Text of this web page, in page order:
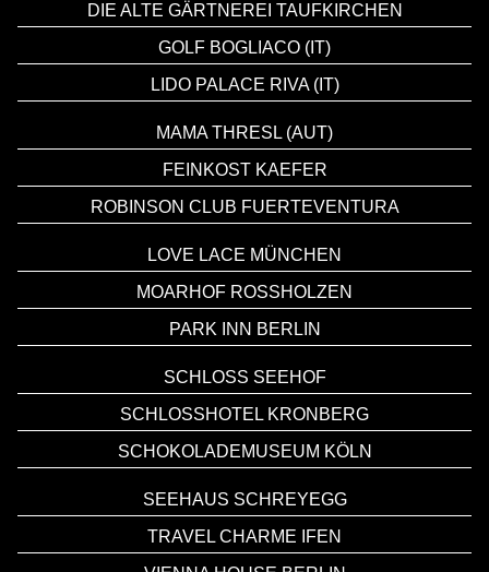
DIE ALTE GÄRTNEREI TAUFKIRCHEN
GOLF BOGLIACO (IT)
LIDO PALACE RIVA (IT)
MAMA THRESL (AUT)
FEINKOST KAEFER
ROBINSON CLUB FUERTEVENTURA
LOVE LACE MÜNCHEN
MOARHOF ROSSHOLZEN
PARK INN BERLIN
SCHLOSS SEEHOF
SCHLOSSHOTEL KRONBERG
SCHOKOLADEMUSEUM KÖLN
SEEHAUS SCHREYEGG
TRAVEL CHARME IFEN